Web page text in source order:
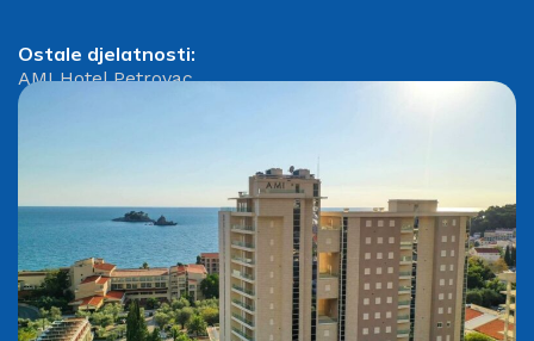
Ostale djelatnosti:
AMI Hotel Petrovac